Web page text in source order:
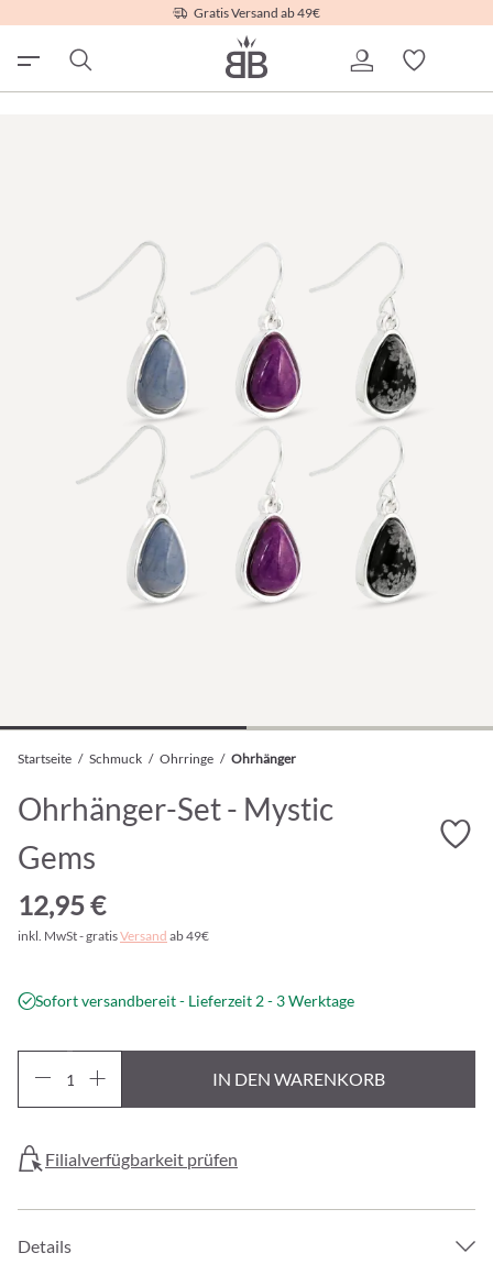
Gratis Versand ab 49€
Startseite / Schmuck / Ohrringe / Ohrhänger
Ohrhänger-Set - Mystic
Gems
12,95 €
inkl. MwSt - gratisVersand ab 49€
Sofort versandbereit - Lieferzeit 2 - 3 Werktage
IN DEN WARENKORB
Filialverfügbarkeit prüfen
Details